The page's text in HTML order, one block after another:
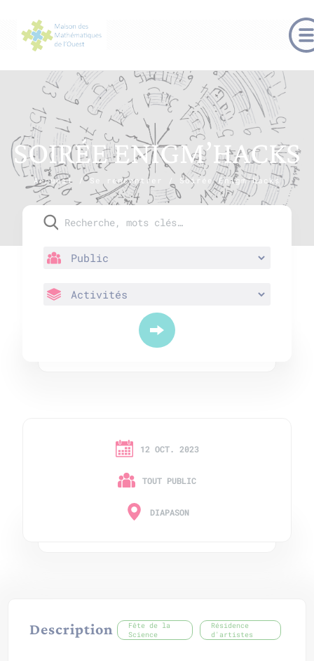
SOIRÉE ENIGM’HACKS
Accueil /Se rencontrer Soirée Enigm’hacks
12 OCT. 2023
TOUT PUBLIC
DIAPASON
Description
Fête de la
Science
Résidence
d'artistes